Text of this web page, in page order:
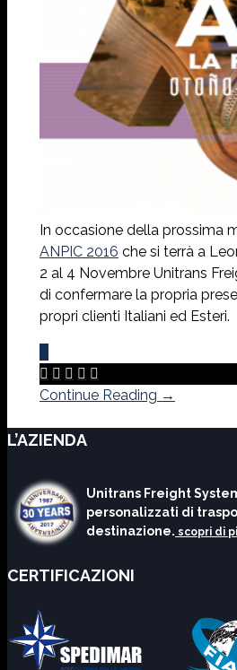
In occasione della prossima
ANPIC 2016 che si terrà a
2 al 4 Novembre Unitrans
di confermare la propria
propri clienti Italiani ed Esteri.
    
Continue Reading →
L’AZIENDA
Unitrans Freight
personalizzati di
destinazione. scopri di
CERTIFICAZIONI